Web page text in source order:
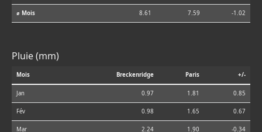
⌀ Mois 8.61 7.59 -1.02
Pluie (mm)
Mois Breckenridge Paris +/-
Jan 0.97 1.81 0.85
Fév 0.98 1.65 0.67
Mar 2.24 1.90 -0.34